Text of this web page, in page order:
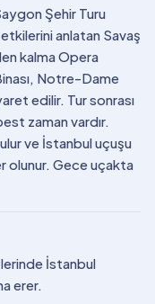
Şehir Turu
etkilerini anlatan Savaş
kalma Opera
Notre-Dame
edilir. Tur sonrası
zaman vardır.
ve İstanbul uçuşu
olunur. Gece uçakta
İstanbul
erer.